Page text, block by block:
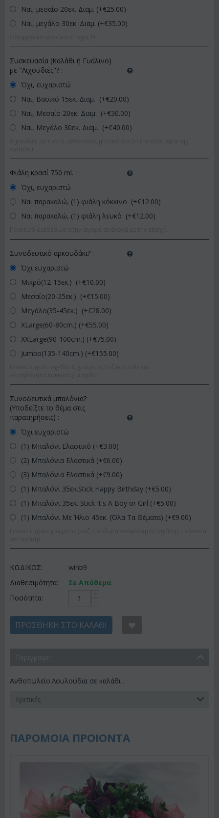
Ναι, μεσαίο 20εκ. Διαμ. (+€25.00)
Ναι, μεγάλο 30εκ. Διαμ. (+€35.00)
Συσκευασία (Καλάθι ή Γυάλινο)
με "Λιχουδιές"? :
Όχι, ευχαριστώ
Ναι, Βασικό 15εκ. Διαμ. (+€20.00)
Ναι, Μεσαίο 20εκ. Διαμ. (+€30.00)
Ναι, Μεγάλο 30εκ. Διαμ. (+€40.00)
Φιάλη κρασί 750 ml. :
Όχι, ευχαριστώ
Ναι παρακαλώ, (1) φιάλη κόκκινο (+€12.00)
Ναι παρακαλώ, (1) φιάλη λευκό (+€12.00)
Συνοδευτικό αρκουδάκι? :
Όχι ευχαριστώ
Μικρό(12-15εκ.) (+€10.00)
Μεσαίο(20-25εκ.) (+€15.00)
Μεγάλο(35-45εκ.) (+€28.00)
XLarge(60-80cm.) (+€55.00)
XXLarge(90-100cm.) (+€75.00)
Jumbo(135-140cm.) (+€155.00)
Συνοδευτικά μπαλόνια?
(Υποδείξτε το θέμα στις
παρατηρήσεις) :
Όχι ευχαριστώ
(1) Μπαλόνι Ελαστικό (+€3.00)
(2) Μπαλόνια Ελαστικά (+€6.00)
(3) Μπαλόνια Ελαστικά (+€9.00)
(1) Μπαλόνι 35εκ.Stick Happy Birthday (+€5.00)
(1) Μπαλόνι 35εκ. Stick It's A Boy or Girl (+€5.00)
(1) Μπαλόνι Με Ήλιο 45εκ. (Όλα Τα Θέματα) (+€9.00)
ΚΩΔΙΚΟΣ:
winb9
Διαθεσιμότητα:
Σε Απόθεμα
Ποσότητα:
ΠΡΟΣΘΉΚΗ ΣΤΟ ΚΑΛΆΘΙ
Ανθοπωλείο.Λουλούδια σε καλάθι .
Κριτικές
ΠΑΡΟΜΟΙΑ ΠΡΟΙΟΝΤΑ